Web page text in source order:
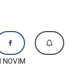
NOVIM